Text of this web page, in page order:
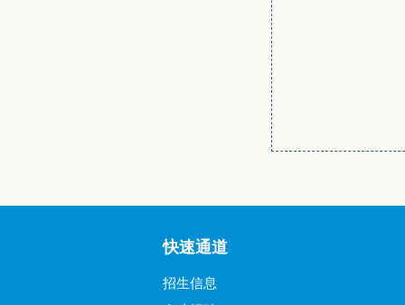
快速通道
招生信息